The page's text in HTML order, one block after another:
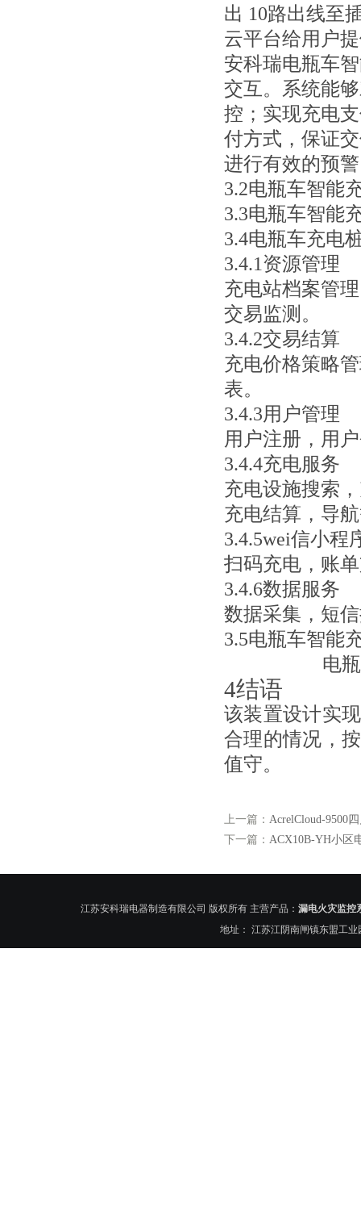
出 10路出线至
云平台给用户
安科瑞电瓶车
交互。系统能
控；实现充电
付方式，保证
进行有效的预
3.2电瓶车智能
3.3电瓶车智能
3.4电瓶车充电
3.4.1资源管理
充电站档案管
交易监测。
3.4.2交易结算
充电价格策略
表。
3.4.3用户管理
用户注册，用
3.4.4充电服务
充电设施搜索
充电结算，导
3.4.5wei信小程
扫码充电，账
3.4.6数据服务
数据采集，短
3.5电瓶车智能
电
4结语
该装置设计实
合理的情况，
值守。
上一篇： AcrelCloud-9500
下一篇： ACX10B-YH小区
江苏安科瑞电器制造有限公司 版权所有 主营产品： 漏电火灾监控
地址： 江苏江阴南闸镇东盟工业